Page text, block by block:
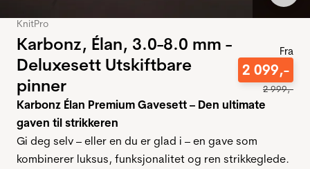
KnitPro
Karbonz, Élan, 3.0-8.0 mm -
Deluxesett Utskiftbare
pinner
Fra
2 099,-
2999,-
Karbonz Élan Premium Gavesett – Den ultimate
gaven til strikkeren
Gi deg selv – eller en du er glad i – en gave som
kombinerer luksus, funksjonalitet og ren strikkeglede.